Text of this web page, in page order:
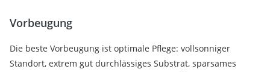
Vorbeugung
Die beste Vorbeugung ist optimale Pflege: vollsonniger
Standort, extrem gut durchlässiges Substrat, sparsames